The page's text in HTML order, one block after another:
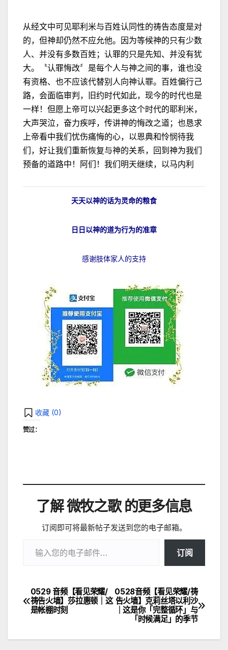
从经文中可见耶利米与百姓认同性的祷告态度是对
的，但神却仍然不应允他。因为等候神的只有少数
人、并没有多数百姓；认罪的只是先知、并没有犹
大。〝认罪悔改〞是每个人与神之间的事，谁也没
有资格、也不应该代替别人向神认罪。百姓偏行己
路，会面临审判，旧约时代如此，现今的时代也是
一样！但愿上帝可以兴起更多这个时代的耶利米，
大声哭泣，奋力疾呼，传讲神的悔改之道；也恳求
上帝看中我们忧伤痛悔的心，以恩典和怜悯待我
们，好让我们重新恢复与神的关系，回到神为我们
预备的道路中！阿们！我们明天继续，以马内利
天天以神的话为灵命的粮食
日日以神的道为行为的准章
感谢肢体家人的支持
收藏 (0)
赞过：
了解 微牧之歌 的更多信息
订阅即可将最新帖子发送到您的电子邮箱。
订阅
文
章
导
0528音频【看见荣耀/祷
告火墙】克莉丝塔以利沙
｜这是你「完整循环」与
「时候满足」的季节
0529 音频【看见荣耀/
祷告火墙】莎拉惠顿｜这
是帐棚时刻